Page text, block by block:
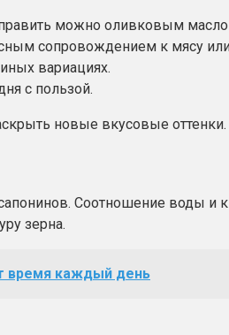
можно оливковым
сопровождением к мясу
вариациях.
с пользой.
новые вкусовые оттенки.
Соотношение воды и
зерна.
время каждый день